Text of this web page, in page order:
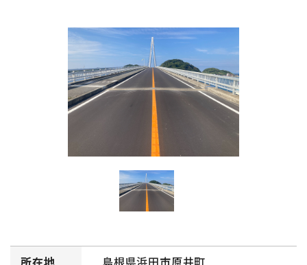
所在地
島根県浜田市原井町